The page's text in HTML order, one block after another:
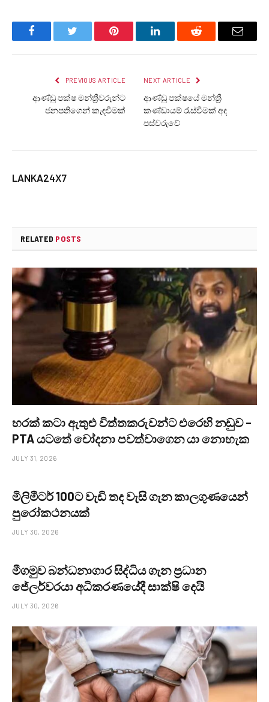
FacebookTwitter Pinterest LinkedInReddit Email
PREVIOUS ARTICLE
ආණ්ඩු පක්ෂ මන්ත්‍රීවරුන්ට
ජනපතිගෙන් කැඳවීමක්
NEXT ARTICLE
ආණ්ඩු පක්ෂයේ මන්ත්‍රී
කණ්ඩායම් රැස්වීමක් අද
පස්වරුවේ
LANKA24X7
RELATED POSTS
හරක් කටා ඇතුළු විත්තකරුවන්ට එරෙහි නඩුව –
PTA යටතේ චෝදනා පවත්වාගෙන යා නොහැක
JULY 31, 2026
මිලිමීටර් 100ට වැඩි තද වැසි ගැන කාලගුණයෙන්
පුරෝකථනයක්
JULY 30, 2026
මීගමුව බන්ධනාගාර සිද්ධිය ගැන ප්‍රධාන
ජේලර්වරයා අධිකරණයේදී සාක්ෂි දෙයි
JULY 30, 2026